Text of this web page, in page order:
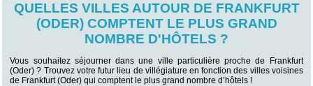
QUELLES VILLES AUTOUR DE FRANKFURT
(ODER) COMPTENT LE PLUS GRAND
NOMBRE D'HÔTELS ?
Vous souhaitez séjourner dans une ville particulière proche de Frankfurt
(Oder) ? Trouvez votre futur lieu de villégiature en fonction des villes voisines
de Frankfurt (Oder) qui comptent le plus grand nombre d’hôtels !